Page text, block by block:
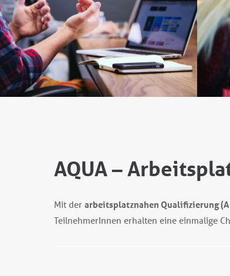
AQUA –
Mit der arbeitsplatznahen Qualifizierung
TeilnehmerInnen erhalten eine einmalige